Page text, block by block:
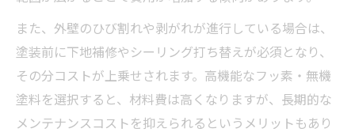
また、外壁のひび割れや剥がれが進行している場合は、
塗装前に下地補修やシーリング打ち替えが必須となり、
その分コストが上乗せされます。高機能なフッ素・無機
塗料を選択すると、材料費は高くなりますが、長期的な
メンテナンスコストを抑えられるというメリットもあり